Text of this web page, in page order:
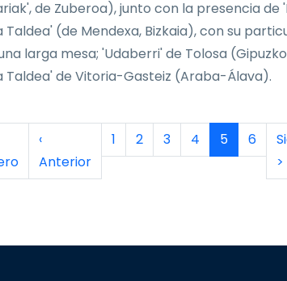
de Zuberoa), junto con la presencia de
Taldea' (de Mendexa, Bizkaia), con su
larga mesa; 'Udaberri' de Tolosa
Taldea' de Vitoria-Gasteiz (Araba-Álava).
páginaPágina anterior
‹
Anterior
Página
1 Página
2 Página
3 Página
4 Página
5 6
>